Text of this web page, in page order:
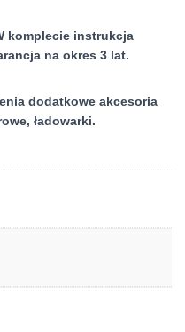
komplecie instrukcja
na okres 3 lat.
dodatkowe akcesoria
ładowarki.